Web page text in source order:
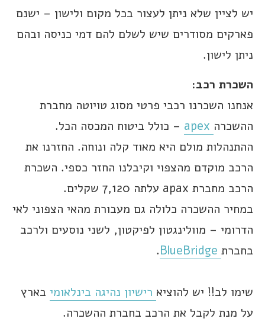
יש לציין שלא ניתן לעצור בכל מקום ולישון – ישנם
פארקים מסודרים שיש לשלם להם דמי כניסה ובהם
ניתן לישון.
השכרת רכב:
אנחנו השכרנו רכבי פרטי מסוג טויוטה מחברת
ההשכרה
– כולל ביטוח המכסה הכל.
ההתנהלות מולם היא מאוד קלה ונוחה. החזרנו את
הרכב מוקדם מהצפוי וקיבלנו החזר כספי. השכרת
הרכב מחברת apax עלתה 7,120 שקלים.
במחיר ההשכרה כלולה גם מעבורת מהאי הצפוני לאי
הדרומי – מוולינגטון לפיקטון, לשני נוסעים ולרכב
בחברת
.
שימו לב!! יש להוציא רישיון נהיגה בינלאומי בארץ
על מנת לקבל את הרכב בחברת ההשכרה.